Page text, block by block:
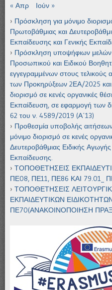
« Απρ
Ιούν »
Πρόσκληση για μόνιμο
Πρωτοβάθμιας και
Εκπαίδευσης και Γενικής
Πρόσκληση υποψήφιων μελών
Προσωπικού και Ειδικού
εγγεγραμμένων στους τελικούς
των Προκηρύξεων 2ΕΑ/2025
διορισμό σε κενές οργανικές
Εκπαίδευση, σε εφαρμογή των
62 του ν. 4589/2019 (Α΄13)
Προθεσμία υποβολής
μόνιμο διορισμό σε κενές
Δευτεροβάθμιας Ειδικής
Εκπαίδευσης.
ΤΟΠΟΘΕΤΗΣΕΙΣ
ΠΕ08, ΠΕ11, ΠΕ86 ΚΑΙ 79.01_
ΤΟΠΟΘΕΤΗΣΕΙΣ
ΕΚΠΑΙΔΕΥΤΙΚΩΝ
ΠΕ70(ΑΝΑΚΟΙΝΟΠΟΙΗΣΗ